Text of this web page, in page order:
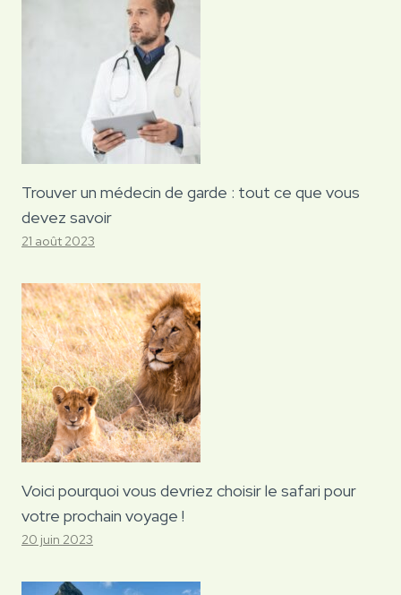
Trouver un médecin de garde : tout ce que vous
devez savoir
21 août 2023
Voici pourquoi vous devriez choisir le safari pour
votre prochain voyage !
20 juin 2023